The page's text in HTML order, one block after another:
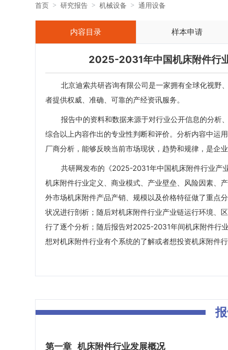
首页 研究报告 机械设备 通用设备
内容目录 样本申请
2025-2031年中国机床附件行
北京迪索共研咨询有限公司是一家拥有全球化视野
者提供权威、准确、可靠的产经资讯服务。
报告中的资料和数据来源于对行业公开信息的分析
综合以上内容作出的专业性判断和评价。分析内容中运
厂商分析，能够反映当前市场现状，趋势和规律，是企
共研网发布的《2025-2031年中国机床附件行业产业
机床附件行业定义、商业模式、产业壁垒、风险因素、
外市场机床附件产品产销、规模以及价格特征做了重点
状况进行剖析；随后对机床附件行业产业链运行环境、
行了逐个分析；随后报告对2025-2031年间机床附件行
想对机床附件行业有个系统的了解或者想投资机床附件
第一章 机床附件行业发展概况